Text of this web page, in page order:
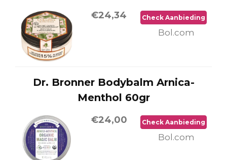
€24,34 Check Aanbieding
Bol.com
Dr. Bronner Bodybalm Arnica-
Menthol 60gr
€24,00 Check Aanbieding
Bol.com